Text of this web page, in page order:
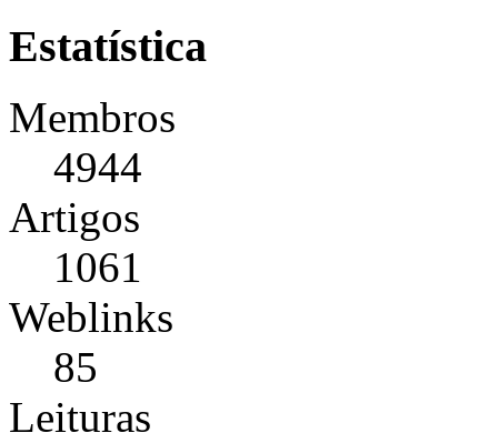
Estatística
Membros
4944
Artigos
1061
Weblinks
85
Leituras